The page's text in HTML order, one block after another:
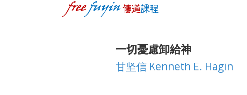
一切憂慮卸給神
甘坚信 Kenneth E. Hagin